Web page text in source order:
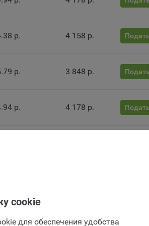
cookie
для обеспечения удобства
использовании — но в таком случае
например, определяющие имя
пользователя или выбора языка, и для
опросов пользователями.
например, для настройки контента.
«запомнить» информацию о
например Яндекс.Метрика, Google
информацию о том, как пользователь
Обществу вносить в них улучшения.
какие страницы сайта Общества
выявлять трудности, возникающие при
р. 4 158 р.
р. 3 848 р.
р. 4 178 р.
Отправить заявку